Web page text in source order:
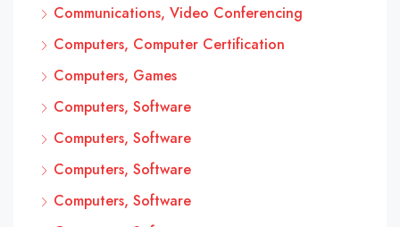
Communications, Video Conferencing
Computers, Computer Certification
Computers, Games
Computers, Software
Computers, Software
Computers, Software
Computers, Software